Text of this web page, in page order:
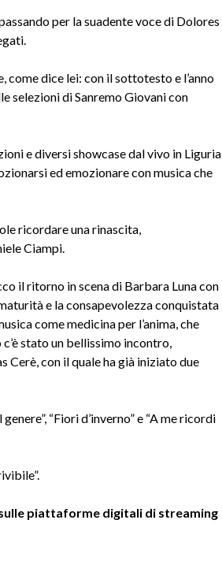
per la suadente voce di Dolores
come dice lei: con il sottotesto e l’anno
selezioni di Sanremo Giovani con
e diversi showcase dal vivo in Liguria
ed emozionare con musica che
ricordare una rinascita,
Ciampi.
il ritorno in scena di Barbara Luna con
e la consapevolezza conquistata
come medicina per l’anima, che
stato un bellissimo incontro,
Cerè, con il quale ha già iniziato due
“Fiori d’inverno” e “A me ricordi
piattaforme digitali di streaming